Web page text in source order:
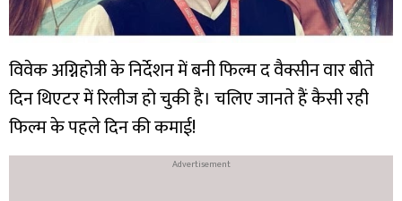
विवेक अग्निहोत्री के निर्देशन में बनी फिल्म द वैक्सीन वार बीते
दिन थिएटर में रिलीज हो चुकी है। चलिए जानते हैं कैसी रही
फिल्म के पहले दिन की कमाई!